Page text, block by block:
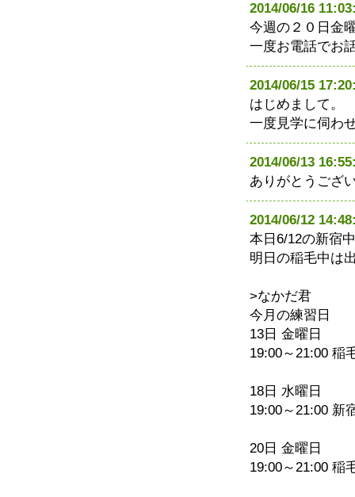
2014/06/16
今週の２０日金
一度お電話でお
2014/06/15
はじめまして。
一度見学に伺わ
2014/06/13
ありがとうござ
2014/06/12
本日6/12の新宿
明日の稲毛中は
>なかだ君
今月の練習日
13日 金曜日
19:00～21:00 稲
18日 水曜日
19:00～21:00 新
20日 金曜日
19:00～21:00 稲